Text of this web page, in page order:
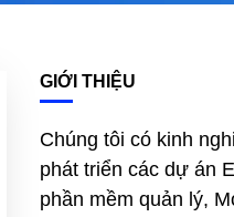
GIỚI THIỆU
Chúng tôi có kinh
phát triển các dự án
phần mềm quản lý,